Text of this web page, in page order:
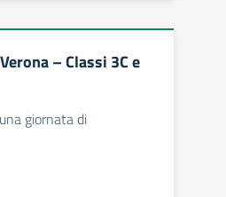
– Classi 3C e
giornata di